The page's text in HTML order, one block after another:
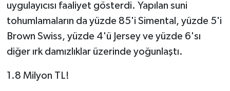
uygulayıcısı faaliyet gösterdi. Yapılan suni
tohumlamaların da yüzde 85'i Simental, yüzde 5'i
Brown Swiss, yüzde 4'ü Jersey ve yüzde 6'sı
diğer ırk damızlıklar üzerinde yoğunlaştı.
1.8 Milyon TL!